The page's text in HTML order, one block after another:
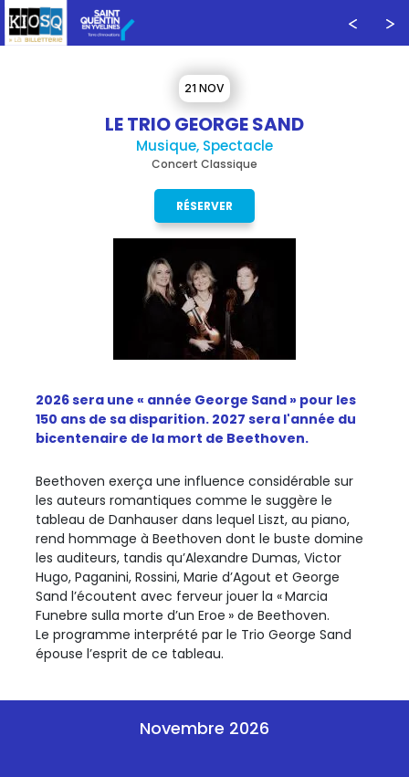
21 NOV
LE TRIO GEORGE SAND
Musique, Spectacle
Concert Classique
RÉSERVER
2026 sera une « année George Sand » pour les
150 ans de sa disparition. 2027 sera l'année du
bicentenaire de la mort de Beethoven.
Beethoven exerça une influence considérable sur
les auteurs romantiques comme le suggère le
tableau de Danhauser dans lequel Liszt, au piano,
rend hommage à Beethoven dont le buste domine
les auditeurs, tandis qu’Alexandre Dumas, Victor
Hugo, Paganini, Rossini, Marie d’Agout et George
Sand l’écoutent avec ferveur jouer la « Marcia
Funebre sulla morte d’un Eroe » de Beethoven.
Le programme interprété par le Trio George Sand
épouse l’esprit de ce tableau.
Novembre 2026